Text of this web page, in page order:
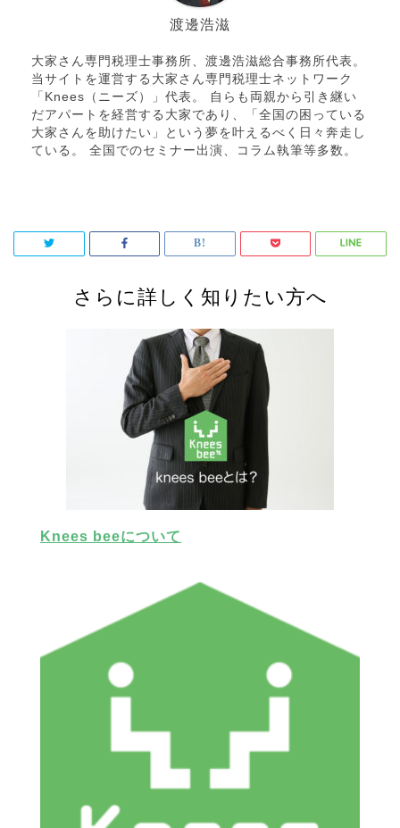
渡邊浩滋
大家さん専門税理士事務所、渡邊浩滋総合事務所代表。
当サイトを運営する大家さん専門税理士ネットワーク
「Knees（ニーズ）」代表。 自らも両親から引き継い
だアパートを経営する大家であり、「全国の困っている
大家さんを助けたい」という夢を叶えるべく日々奔走し
ている。 全国でのセミナー出演、コラム執筆等多数。
さらに詳しく知りたい方へ
Knees beeについて